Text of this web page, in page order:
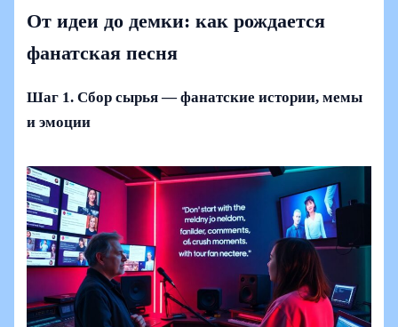
От идеи до демки: как рождается
фанатская песня
Шаг 1. Сбор сырья — фанатские истории, мемы
и эмоции